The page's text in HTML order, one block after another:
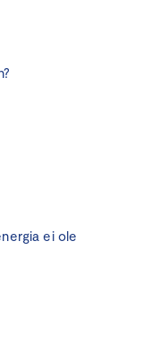
ei ole